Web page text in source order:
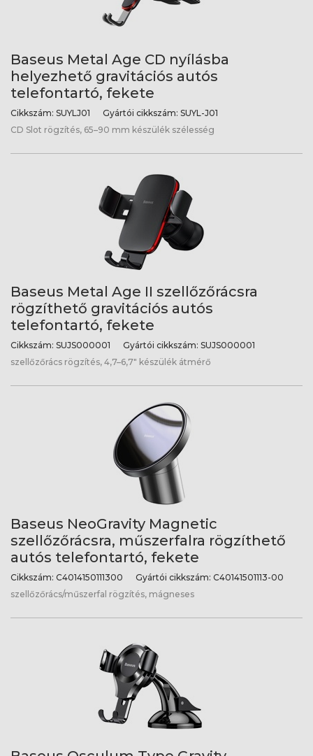
Baseus Metal Age CD nyílásba
helyezhető gravitációs autós
telefontartó, fekete
Cikkszám: SUYLJ01 Gyártói cikkszám: SUYL-J01
CD Slot rögzítés, 65–90 mm készülék szélesség
Baseus Metal Age II szellőzőrácsra
rögzíthető gravitációs autós
telefontartó, fekete
Cikkszám: SUJS000001 Gyártói cikkszám: SUJS000001
szellőzőrács rögzítés, 4,7–6,7" készülék átmérő
Baseus NeoGravity Magnetic
szellőzőrácsra, műszerfalra rögzíthető
autós telefontartó, fekete
Cikkszám: C4014150111300 Gyártói cikkszám: C40141501113-00
szellőzőrács/műszerfal rögzítés, mágneses